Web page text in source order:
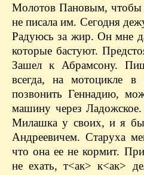
Молотов Пановым, чтобы
не писала им. Сегодня
Радуюсь за жир. Он мне
которые бастуют.
Зашел к Абрамсону.
всегда, на мотоцикле
позвонить Геннадию,
машину через
Милашка у своих, и я бы
Андреевичем. Старуха
что она ее не кормит.
не ехать, т<ак> к<ак>